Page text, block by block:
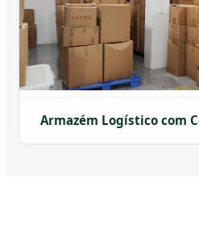
Armazém Logístico com